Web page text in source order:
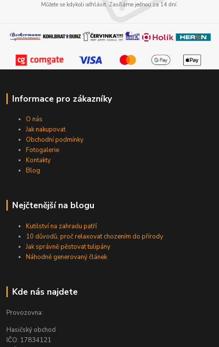
Můžete se kdykoli odhlásit. Zasíláme jednou za 14 dní.
Informace pro zákazníky
O nás
Jak nakupovat
Obchodní podmínky
Fotogalerie
Kontakty
Blog
Nejčtenější na blogu
Kutilství na zahradu patří
10 důvodů, proč relaxovat chozením do přírody
Jak správně pěstovat tulipány
Náhodně generovaný článek
Kde nás najdete
Provozovna:
Hasičský obchod
IČO: 17834121